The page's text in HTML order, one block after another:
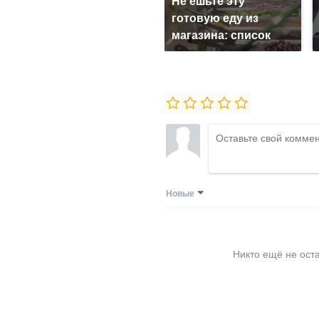
готовую еду из
магазина: список
Новые
Никто ещё не